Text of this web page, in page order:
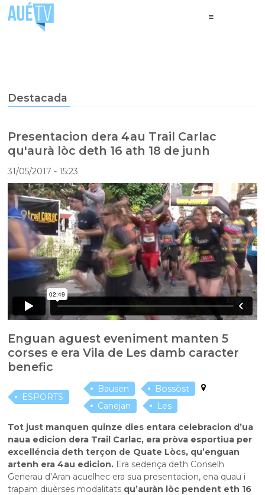
Destacada
Presentacion dera 4au Trail Carlac
qu'aurà lòc deth 16 ath 18 de junh
31/05/2017- 15:23
Enguan aguest eveniment manten 5
corses e era Vila de Les damb caracter
benefic
ESPORTS
Bausen
Bossòst
Canejan
Les
Tot just manquen quinze dies entara celebracion d’ua
naua edicion dera Trail Carlac, era pròva esportiua per
excelléncia deth terçon de Quate Lòcs, qu’enguan
artenh era 4au edicion. Era sedença deth Conselh
Generau d’Aran acuelhec era sua presentacion, ena quau i
trapam diuèrses modalitats qu’auràn lòc pendent eth 16